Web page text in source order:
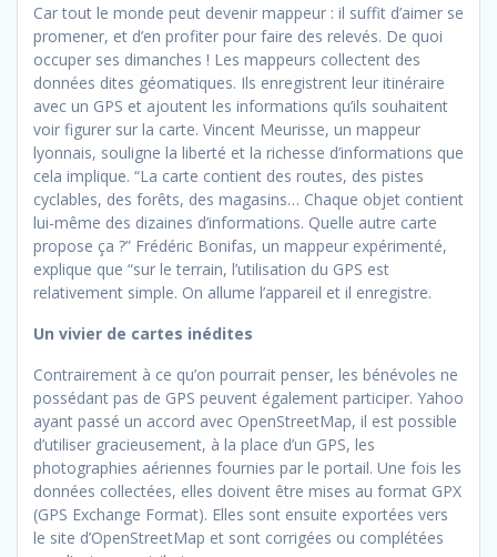
Car tout le monde peut devenir mappeur : il suffit d’aimer se
promener, et d’en profiter pour faire des relevés. De quoi
occuper ses dimanches ! Les mappeurs collectent des
données dites géomatiques. Ils enregistrent leur itinéraire
avec un GPS et ajoutent les informations qu’ils souhaitent
voir figurer sur la carte. Vincent Meurisse, un mappeur
lyonnais, souligne la liberté et la richesse d’informations que
cela implique. “La carte contient des routes, des pistes
cyclables, des forêts, des magasins… Chaque objet contient
lui-même des dizaines d’informations. Quelle autre carte
propose ça ?” Frédéric Bonifas, un mappeur expérimenté,
explique que “sur le terrain, l’utilisation du GPS est
relativement simple. On allume l’appareil et il enregistre.
Un vivier de cartes inédites
Contrairement à ce qu’on pourrait penser, les bénévoles ne
possédant pas de GPS peuvent également participer. Yahoo
ayant passé un accord avec OpenStreetMap, il est possible
d’utiliser gracieusement, à la place d’un GPS, les
photographies aériennes fournies par le portail. Une fois les
données collectées, elles doivent être mises au format GPX
(GPS Exchange Format). Elles sont ensuite exportées vers
le site d’OpenStreetMap et sont corrigées ou complétées